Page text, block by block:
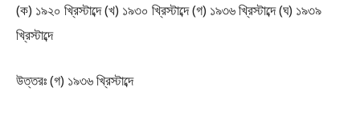
(ক) ১৯২০ খ্রিস্টাব্দে (খ) ১৯৩০ খ্রিস্টাব্দে (গ) ১৯৩৬ খ্রিস্টাব্দে (ঘ) ১৯৩৯
খ্রিস্টাব্দে
উত্তরঃ (গ) ১৯৩৬ খ্রিস্টাব্দে